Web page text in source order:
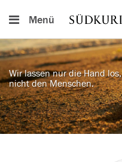
Menü
Wir lassen nur die Hand los,
nicht den Menschen.